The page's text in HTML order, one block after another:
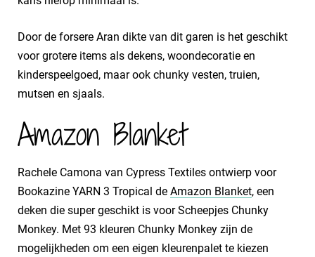
Door de forsere Aran dikte van dit garen is het geschikt
voor grotere items als dekens, woondecoratie en
kinderspeelgoed, maar ook chunky vesten, truien,
mutsen en sjaals.
Amazon Blanket
Rachele Camona van Cypress Textiles ontwierp voor
Bookazine YARN 3 Tropical de Amazon Blanket, een
deken die super geschikt is voor Scheepjes Chunky
Monkey. Met 93 kleuren Chunky Monkey zijn de
mogelijkheden om een eigen kleurenpalet te kiezen